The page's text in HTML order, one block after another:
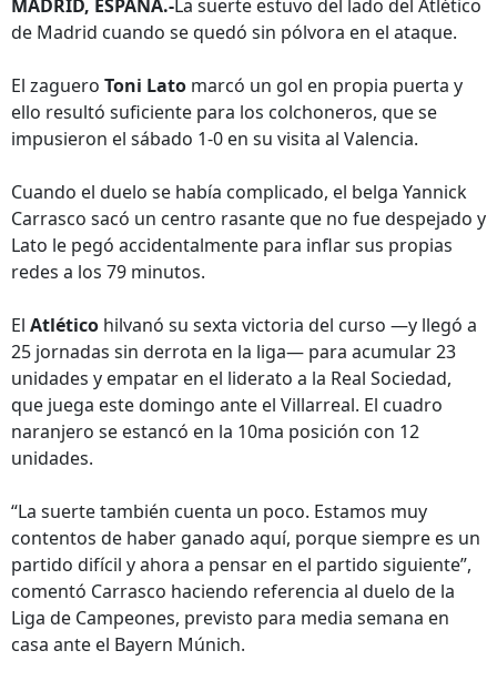
MADRID, ESPAÑA.-La suerte estuvo del lado del Atlético
de Madrid cuando se quedó sin pólvora en el ataque.
El zaguero Toni Lato marcó un gol en propia puerta y
ello resultó suficiente para los colchoneros, que se
impusieron el sábado 1-0 en su visita al Valencia.
Cuando el duelo se había complicado, el belga Yannick
Carrasco sacó un centro rasante que no fue despejado y
Lato le pegó accidentalmente para inflar sus propias
redes a los 79 minutos.
El Atlético hilvanó su sexta victoria del curso —y llegó a
25 jornadas sin derrota en la liga— para acumular 23
unidades y empatar en el liderato a la Real Sociedad,
que juega este domingo ante el Villarreal. El cuadro
naranjero se estancó en la 10ma posición con 12
unidades.
“La suerte también cuenta un poco. Estamos muy
contentos de haber ganado aquí, porque siempre es un
partido difícil y ahora a pensar en el partido siguiente”,
comentó Carrasco haciendo referencia al duelo de la
Liga de Campeones, previsto para media semana en
casa ante el Bayern Múnich.